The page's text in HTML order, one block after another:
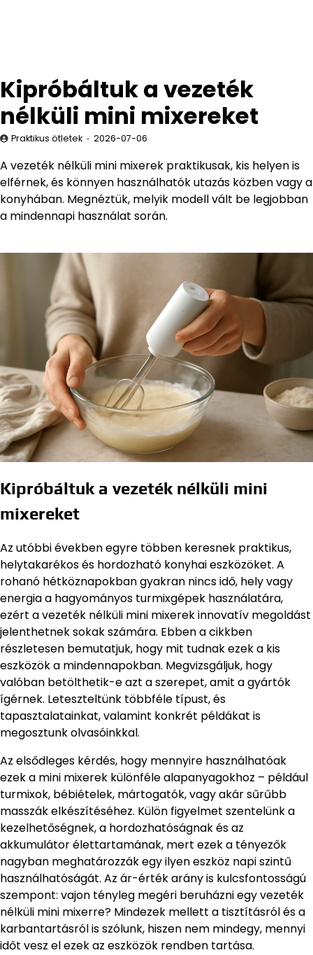
Kipróbáltuk a vezeték
nélküli mini mixereket
Praktikus ötletek 2026-07-06
A vezeték nélküli mini mixerek praktikusak, kis helyen is
elférnek, és könnyen használhatók utazás közben vagy a
konyhában. Megnéztük, melyik modell vált be legjobban
a mindennapi használat során.
Kipróbáltuk a vezeték nélküli mini
mixereket
Az utóbbi években egyre többen keresnek praktikus,
helytakarékos és hordozható konyhai eszközöket. A
rohanó hétköznapokban gyakran nincs idő, hely vagy
energia a hagyományos turmixgépek használatára,
ezért a vezeték nélküli mini mixerek innovatív megoldást
jelenthetnek sokak számára. Ebben a cikkben
részletesen bemutatjuk, hogy mit tudnak ezek a kis
eszközök a mindennapokban. Megvizsgáljuk, hogy
valóban betölthetik-e azt a szerepet, amit a gyártók
ígérnek. Leteszteltünk többféle típust, és
tapasztalatainkat, valamint konkrét példákat is
megosztunk olvasóinkkal.
Az elsődleges kérdés, hogy mennyire használhatóak
ezek a mini mixerek különféle alapanyagokhoz – például
turmixok, bébiételek, mártogatók, vagy akár sűrűbb
masszák elkészítéséhez. Külön figyelmet szentelünk a
kezelhetőségnek, a hordozhatóságnak és az
akkumulátor élettartamának, mert ezek a tényezők
nagyban meghatározzák egy ilyen eszköz napi szintű
használhatóságát. Az ár-érték arány is kulcsfontosságú
szempont: vajon tényleg megéri beruházni egy vezeték
nélküli mini mixerre? Mindezek mellett a tisztításról és a
karbantartásról is szólunk, hiszen nem mindegy, mennyi
időt vesz el ezek az eszközök rendben tartása.